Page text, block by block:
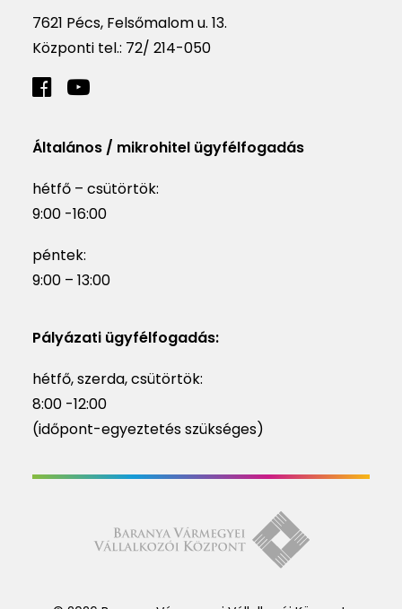
7621 Pécs, Felsőmalom u. 13.
Központi tel.: 72/ 214-050
Általános / mikrohitel ügyfélfogadás
hétfő – csütörtök:
9:00 -16:00
péntek:
9:00 – 13:00
Pályázati ügyfélfogadás:
hétfő, szerda, csütörtök:
8:00 -12:00
(időpont-egyeztetés szükséges)